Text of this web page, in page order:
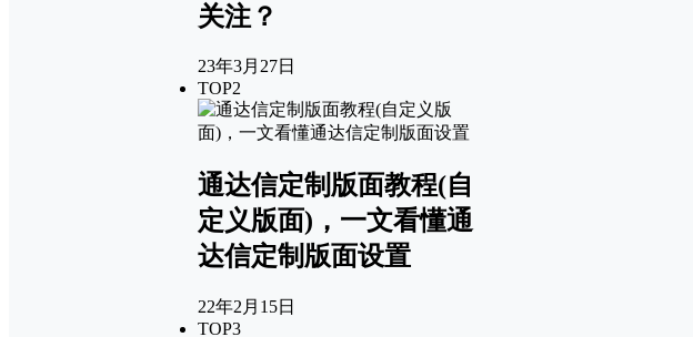
关注？
23年3月27日
TOP2
通达信定制版面教程(自
定义版面)，一文看懂通
达信定制版面设置
22年2月15日
TOP3